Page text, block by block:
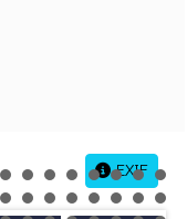
EXIF